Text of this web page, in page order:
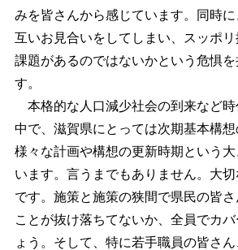
みを皆さんから感じています。同時
互いお見合いをしてしまい、スッポリ
課題があるのではないかという危惧を
す。
本格的な人口減少社会の到来など
中で、滋賀県にとっては次期基本構想
様々な計画や構想の更新時期という
います。言うまでもありません。大
です。施策と施策の狭間で県民の皆
ことが抜け落ちてないか、全員でカ
ょう。そして、特に若手職員の皆さ